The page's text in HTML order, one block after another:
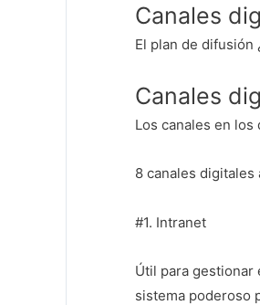
Canales
El plan de difusión
Canales
Los canales en
8 canales digitales
#1. Intranet
Útil para gestionar
sistema poderoso